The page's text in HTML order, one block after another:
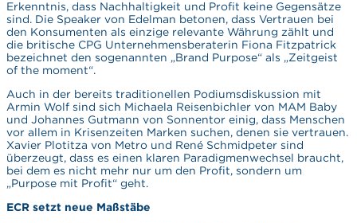
Erkenntnis, dass Nachhaltigkeit und Profit keine Gegensätze
sind. Die Speaker von Edelman betonen, dass Vertrauen bei
den Konsumenten als einzige relevante Währung zählt und
die britische CPG Unternehmensberaterin Fiona Fitzpatrick
bezeichnet den sogenannten „Brand Purpose“ als „Zeitgeist
of the moment“.
Auch in der bereits traditionellen Podiumsdiskussion mit
Armin Wolf sind sich Michaela Reisenbichler von MAM Baby
und Johannes Gutmann von Sonnentor einig, dass Menschen
vor allem in Krisenzeiten Marken suchen, denen sie vertrauen.
Xavier Plotitza von Metro und René Schmidpeter sind
überzeugt, dass es einen klaren Paradigmenwechsel braucht,
bei dem es nicht mehr nur um den Profit, sondern um
„Purpose mit Profit“ geht.
ECR setzt neue Maßstäbe